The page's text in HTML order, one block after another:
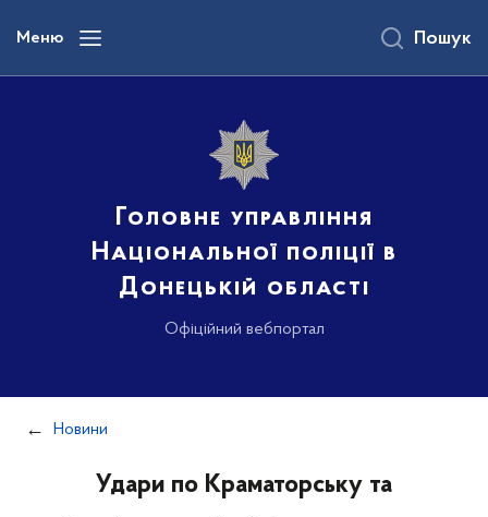
вмісту
Меню
Головне управління
Національної поліції в
Донецькій області
Офіційний вебпортал
Пошук
Новини
Удари по Краматорську та